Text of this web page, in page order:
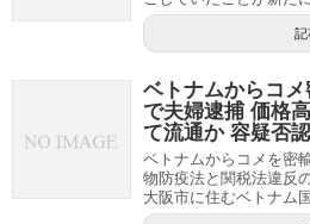
記
ベトナムからコ
で夫婦逮捕 価格
て流通か 容疑否認
ベトナムからコメを密
物防疫法と関税法違反
大阪市に住むベトナム